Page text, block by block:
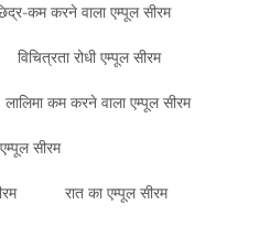
कम करने वाला एम्पूल सीरम
विचित्रता रोधी एम्पूल सीरम
लालिमा कम करने वाला एम्पूल सीरम
सीरम
रात का एम्पूल सीरम